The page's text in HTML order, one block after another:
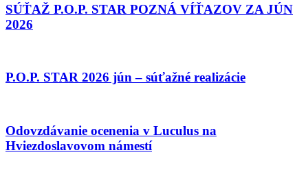
SÚŤAŽ P.O.P. STAR POZNÁ VÍŤAZOV ZA JÚN
2026
P.O.P. STAR 2026 jún – súťažné realizácie
Odovzdávanie ocenenia v Luculus na
Hviezdoslavovom námestí